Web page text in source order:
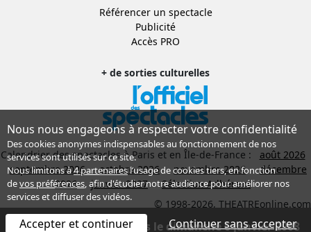
Référencer un spectacle
Publicité
Accès PRO
+ de sorties culturelles
Calendrier des spectacles à Paris et en Île-de-France :
août 2026
septembre 2026
octobre 2026 novembre 2026
décembre
2026
janvier 2027
Sélection Adhérent
© 1998-2026, THEATREonline.com
Spectacle terminé depuis le dimanche 6 janvier 2008
Nous nous engageons à respecter votre confidentialité
Des cookies anonymes indispensables au fonctionnement de nos
services sont utilisés sur ce site.
Nous limitons à4 partenairesl’usage de cookies tiers, en fonction
devos préférences, afin d'étudier notre audience pour améliorer nos
services et diffuser des vidéos.
Accepter et continuer Continuer sans accepter